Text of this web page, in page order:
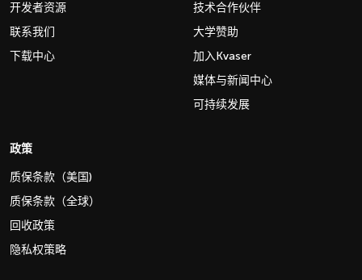
开发者资源
联系我们
下载中心
技术合作伙伴
大学赞助
加入Kvaser
媒体与新闻中心
可持续发展
政策
质保条款（美国)
质保条款（全球）
回收政策
隐私权策略